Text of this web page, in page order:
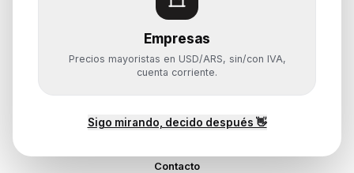
Empresas
Precios mayoristas en USD/ARS, sin/con IVA,
cuenta corriente.
Sigo mirando, decido después 👋
Ayuda
Mis pedidos
¿Cómo querés comprar?
Contacto